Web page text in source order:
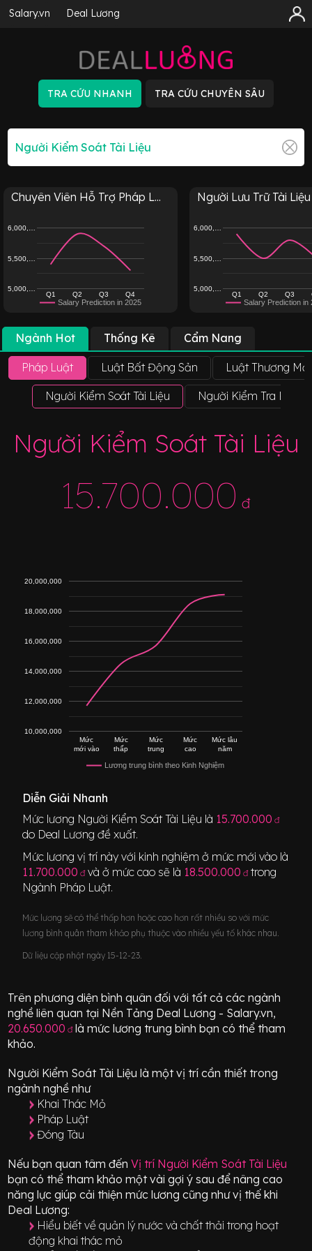
Salary.vn Deal Lương
Chuyên Viên Hỗ Trợ Pháp L...
Salary Prediction in 2025
Q1 Q2 Q3 Q4
5,000,…
5,500,…
6,000,…
Người Lưu Trữ Tài Liệu
Salary Prediction in
Q1 Q2 Q3
5,000,…
5,500,…
6,000,…
Ngành Hot Thống Kê Cẩm Nang
Pháp Luật Luật Bất Động Sản Luật Thương
Người Kiểm Soát Tài Liệu Người Kiểm Tra Pháp
Người Kiểm Soát Tài Liệu
15.700.000 đ
Lương trung bình theo Kinh Nghiệm
Mức
mới vào
Mức
thấp
Mức
trung
Mức
cao
Mức lâu
năm
10,000,000
12,000,000
14,000,000
16,000,000
18,000,000
20,000,000
Diễn Giải Nhanh
Mức lương Người Kiểm Soát Tài Liệu là 15.700.000 đ
do Deal Lương đề xuất.
Mức lương vị trí này với kinh nghiệm ở mức mới vào là
11.700.000 đ và ở mức cao sẽ là 18.500.000 đ trong
Ngành Pháp Luật.
Mức lương sẽ có thể thấp hơn hoặc cao hơn rất nhiều so với mức
lương bình quân tham khảo phụ thuộc vào nhiều yếu tố khác nhau.
Dữ liệu cập nhật ngày 15-12-23.
Trên phương diện bình quân đối với tất cả các ngành
nghề liên quan tại Nền Tảng Deal Lương - Salary.vn,
20.650.000 đlà mức lương trung bình bạn có thể tham
khảo.
Người Kiểm Soát Tài Liệu là một vị trícần thiết trong
ngành nghề như
Khai Thác Mỏ
Pháp Luật
Đóng Tàu
Nếu bạn quan tâm đến Vị trí Người Kiểm Soát Tài Liệu
bạn có thể tham khảo một vài gợi ý sau để nâng cao
năng lực giúp cải thiện mức lương cũng như vị thế khi
Deal Lương:
Hiểu biết về quản lý nước và chất thải trong hoạt
động khai thác mỏ